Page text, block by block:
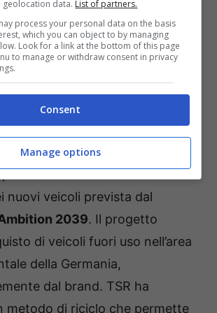
volta a sfruttare le risorse
l’economia circolare, un
nuovi veicoli prevista dal
2039. Il progetto
di veicoli fuori uso nell’area
della Germania,
dal brand. TSR ha
metodo di riciclo che permette
geolocation data. List of partners.
process your personal data on the basis
which you can object to by managing
Look for a link at the bottom of this page
to manage or withdraw consent in privacy
Consent
Manage options